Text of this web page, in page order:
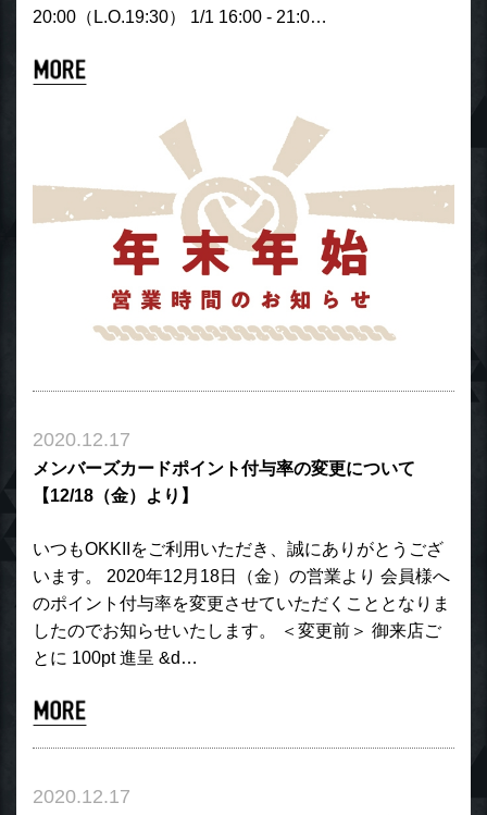
20:00（L.O.19:30） 1/1 16:00 - 21:0…
2020.12.17
メンバーズカードポイント付与率の変更について
【12/18（金）より】
いつもOKKIIをご利用いただき、誠にありがとうござ
います。 2020年12月18日（金）の営業より 会員様へ
のポイント付与率を変更させていただくこととなりま
したのでお知らせいたします。 ＜変更前＞ 御来店ご
とに 100pt 進呈 &d…
2020.12.17